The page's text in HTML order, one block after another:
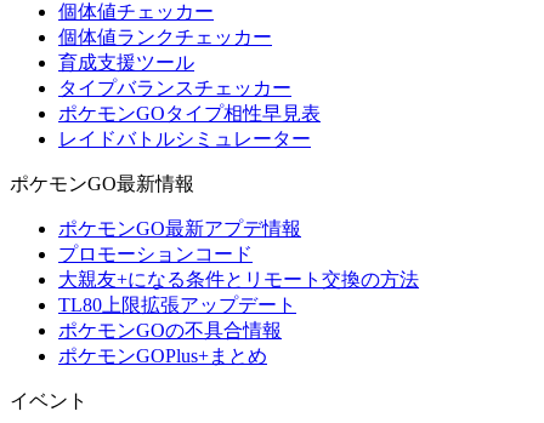
個体値チェッカー
個体値ランクチェッカー
育成支援ツール
タイプバランスチェッカー
ポケモンGOタイプ相性早見表
レイドバトルシミュレーター
ポケモンGO最新情報
ポケモンGO最新アプデ情報
プロモーションコード
大親友+になる条件とリモート交換の方法
TL80上限拡張アップデート
ポケモンGOの不具合情報
ポケモンGOPlus+まとめ
イベント